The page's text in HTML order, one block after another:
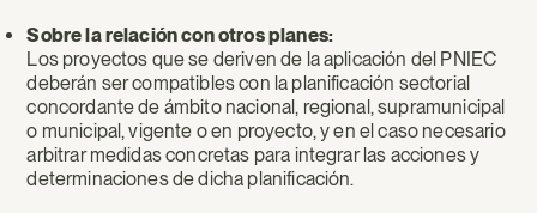
Sobre la relación con otros planes:
Los proyectos que se deriven de la aplicación del PNIEC
deberán ser compatibles con la planificación sectorial
concordante de ámbito nacional, regional, supramunicipal
o municipal, vigente o en proyecto, y en el caso necesario
arbitrar medidas concretas para integrar las acciones y
determinaciones de dicha planificación.